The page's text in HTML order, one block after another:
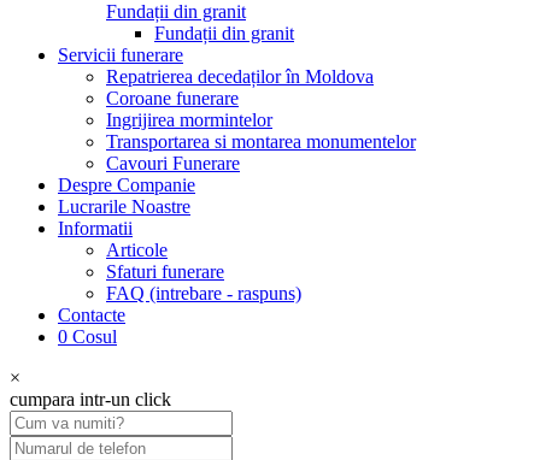
Fundații din granit
Fundații din granit
Servicii funerare
Repatrierea decedaților în Moldova
Coroane funerare
Ingrijirea mormintelor
Transportarea si montarea monumentelor
Cavouri Funerare
Despre Companie
Lucrarile Noastre
Informatii
Articole
Sfaturi funerare
FAQ (intrebare - raspuns)
Contacte
0 Cosul
×
cumpara intr-un click